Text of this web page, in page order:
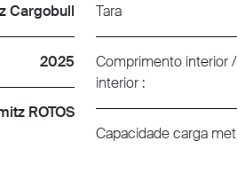
Cargobull
2025
ROTOS
Tara
Comprimento interior
interior :
Capacidade carga